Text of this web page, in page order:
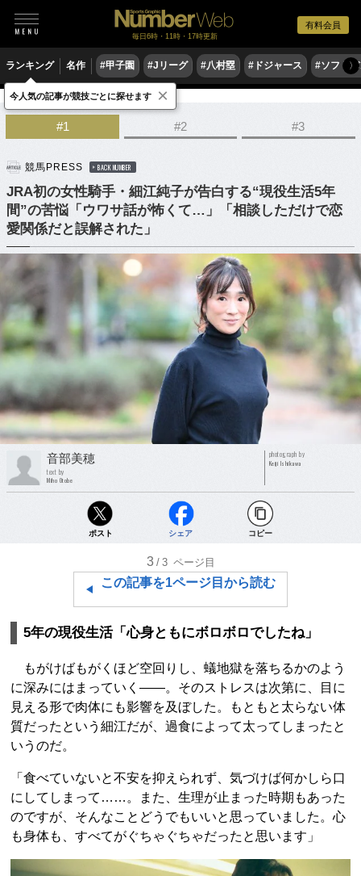
有料会員
毎日6時・11時・17時更新
ランキング 名作 #甲子園 #Jリーグ #八村塁 #ドジャース #ソフト〉
競馬
#1 #2 #3
競馬PRESS BACK NUMBER
JRA初の女性騎手・細江純子が告白する“現役生活5年
間”の苦悩「ウワサ話が怖くて…」「相談しただけで恋
愛関係だと誤解された」
音部美穂
text by
Miho Otobe
photograph by
Keiji Ishikawa
ポスト シェア コピー
3 /3 ページ目
この記事を1ページ目から読む
5年の現役生活「心身ともにボロボロでしたね」
もがけばもがくほど空回りし、蟻地獄を落ちるかのよう
に深みにはまっていく――。そのストレスは次第に、目に
見える形で肉体にも影響を及ぼした。もともと太らない体
質だったという細江だが、過食によって太ってしまったと
いうのだ。
「食べていないと不安を抑えられず、気づけば何かしら口
にしてしまって……。また、生理が止まった時期もあった
のですが、そんなことどうでもいいと思っていました。心
も身体も、すべてがぐちゃぐちゃだったと思います」
今人気の記事が競技ごとに探せます ×